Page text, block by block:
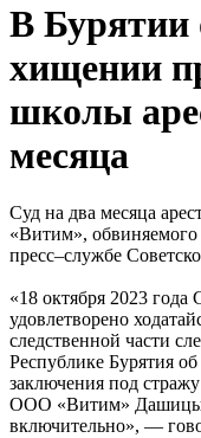
В Бурятии
хищении
школы
месяца
Суд на два месяца
«Витим»,
пресс–службе
«18 октября 2023
удовлетворено
следственной части
Республике Бурятия
заключения под
ООО «Витим»
включительно», —